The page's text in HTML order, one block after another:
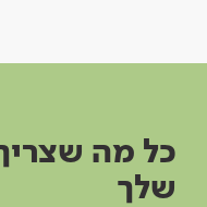
כל מה
שלך